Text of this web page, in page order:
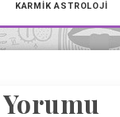
KARMİK ASTROLOJİ